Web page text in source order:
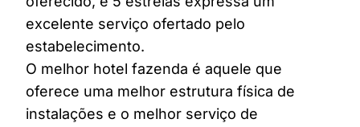
excelente serviço ofertado pelo
estabelecimento.
O melhor hotel fazenda é aquele que
oferece uma melhor estrutura física de
instalações e o melhor serviço de